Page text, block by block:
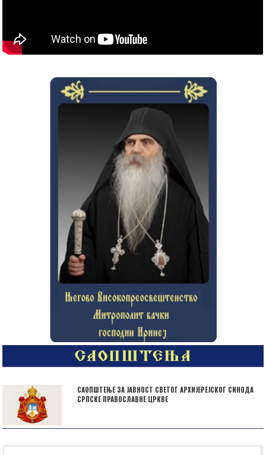
САОПШТЕЊЕ ЗА ЈАВНОСТ СВЕТОГ АРХИЈЕРЕЈСКОГ СИНОДА
СРПСКЕ ПРАВОСЛАВНЕ ЦРКВЕ